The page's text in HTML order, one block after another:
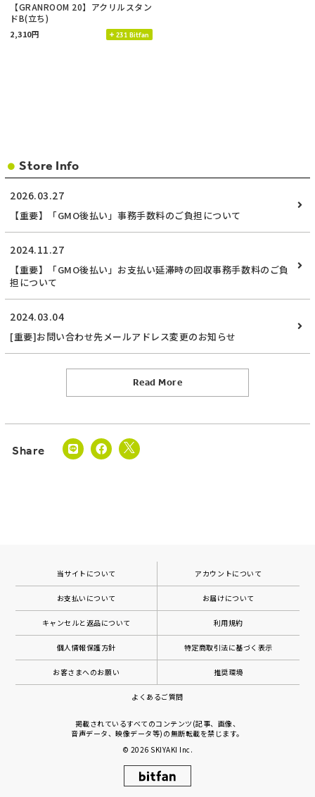
【GRANROOM 20】アクリルスタン
ドB(立ち)
2,310円 231 Bitfan
Store Info
2026.03.27
【重要】「GMO後払い」事務手数料のご負担について
2024.11.27
【重要】「GMO後払い」お支払い延滞時の回収事務手数料のご負
担について
2024.03.04
[重要]お問い合わせ先メールアドレス変更のお知らせ
Read More
当サイトについて アカウントについて
お支払いについて お届けについて
キャンセルと返品について 利用規約
個人情報保護方針 特定商取引法に基づく表示
お客さまへのお願い 推奨環境
よくあるご質問
掲載されているすべてのコンテンツ(記事、画像、
音声データ、映像データ等)の無断転載を禁じます。
© 2026 SKIYAKI Inc.